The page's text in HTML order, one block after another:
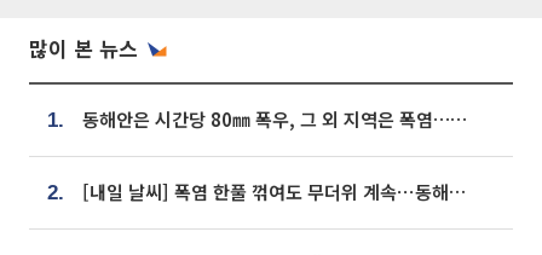
많이 본 뉴스
1. 동해안은 시간당 80㎜ 폭우, 그 외 지역은 폭염…‘극과 극 날씨’
2. [내일 날씨] 폭염 한풀 꺾여도 무더위 계속⋯동해안 이틀 연속 비